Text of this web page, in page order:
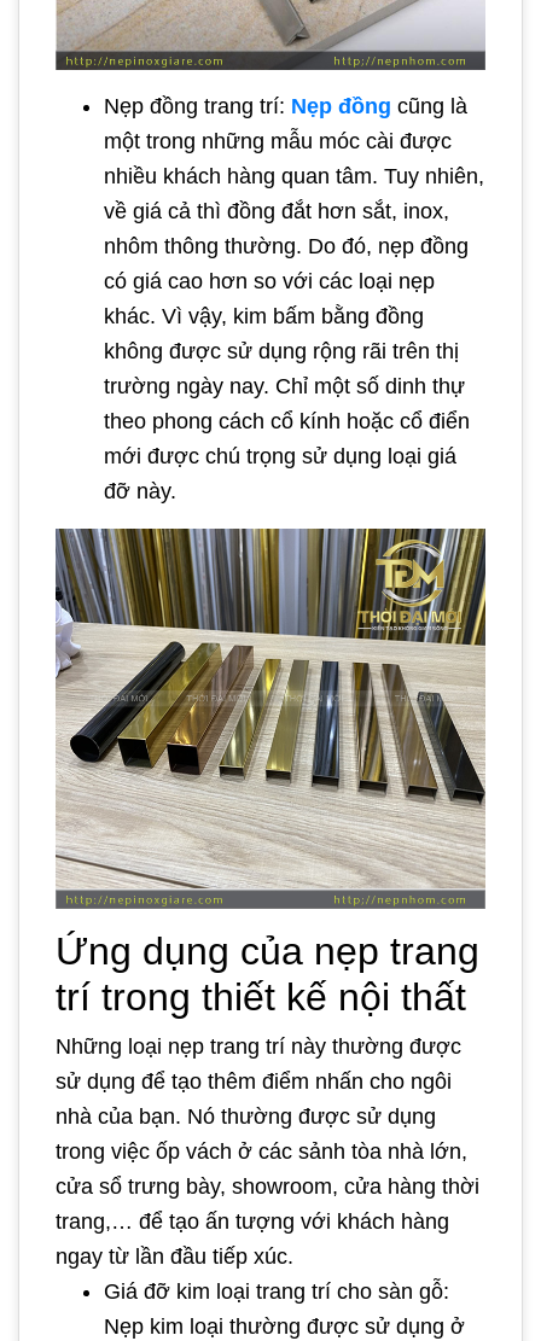
Nẹp đồng trang trí: Nẹp đồng cũng là
một trong những mẫu móc cài được
nhiều khách hàng quan tâm. Tuy nhiên,
về giá cả thì đồng đắt hơn sắt, inox,
nhôm thông thường. Do đó, nẹp đồng
có giá cao hơn so với các loại nẹp
khác. Vì vậy, kim bấm bằng đồng
không được sử dụng rộng rãi trên thị
trường ngày nay. Chỉ một số dinh thự
theo phong cách cổ kính hoặc cổ điển
mới được chú trọng sử dụng loại giá
đỡ này.
Ứng dụng của nẹp trang
trí trong thiết kế nội thất
Những loại nẹp trang trí này thường được
sử dụng để tạo thêm điểm nhấn cho ngôi
nhà của bạn. Nó thường được sử dụng
trong việc ốp vách ở các sảnh tòa nhà lớn,
cửa sổ trưng bày, showroom, cửa hàng thời
trang,… để tạo ấn tượng với khách hàng
ngay từ lần đầu tiếp xúc.
Giá đỡ kim loại trang trí cho sàn gỗ:
Nẹp kim loại thường được sử dụng ở